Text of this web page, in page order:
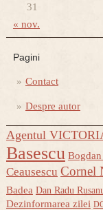
31
« nov.
Pagini
Contact
Despre autor
Agentul
Basescu
Ceausescu Cornel
Badea Dan Radu
Dezinformarea zilei